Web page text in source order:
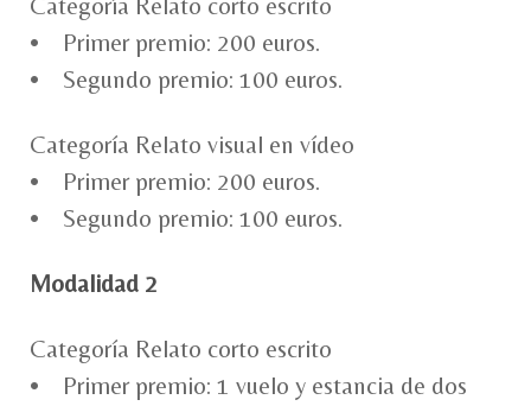
• Primer premio: 200 euros.
• Segundo premio: 100 euros.
Categoría Relato visual en vídeo
• Primer premio: 200 euros.
• Segundo premio: 100 euros.
Modalidad 2
Categoría Relato corto escrito
• Primer premio: 1 vuelo y estancia de dos